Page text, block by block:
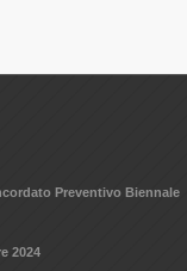
Preventivo Biennale
2024